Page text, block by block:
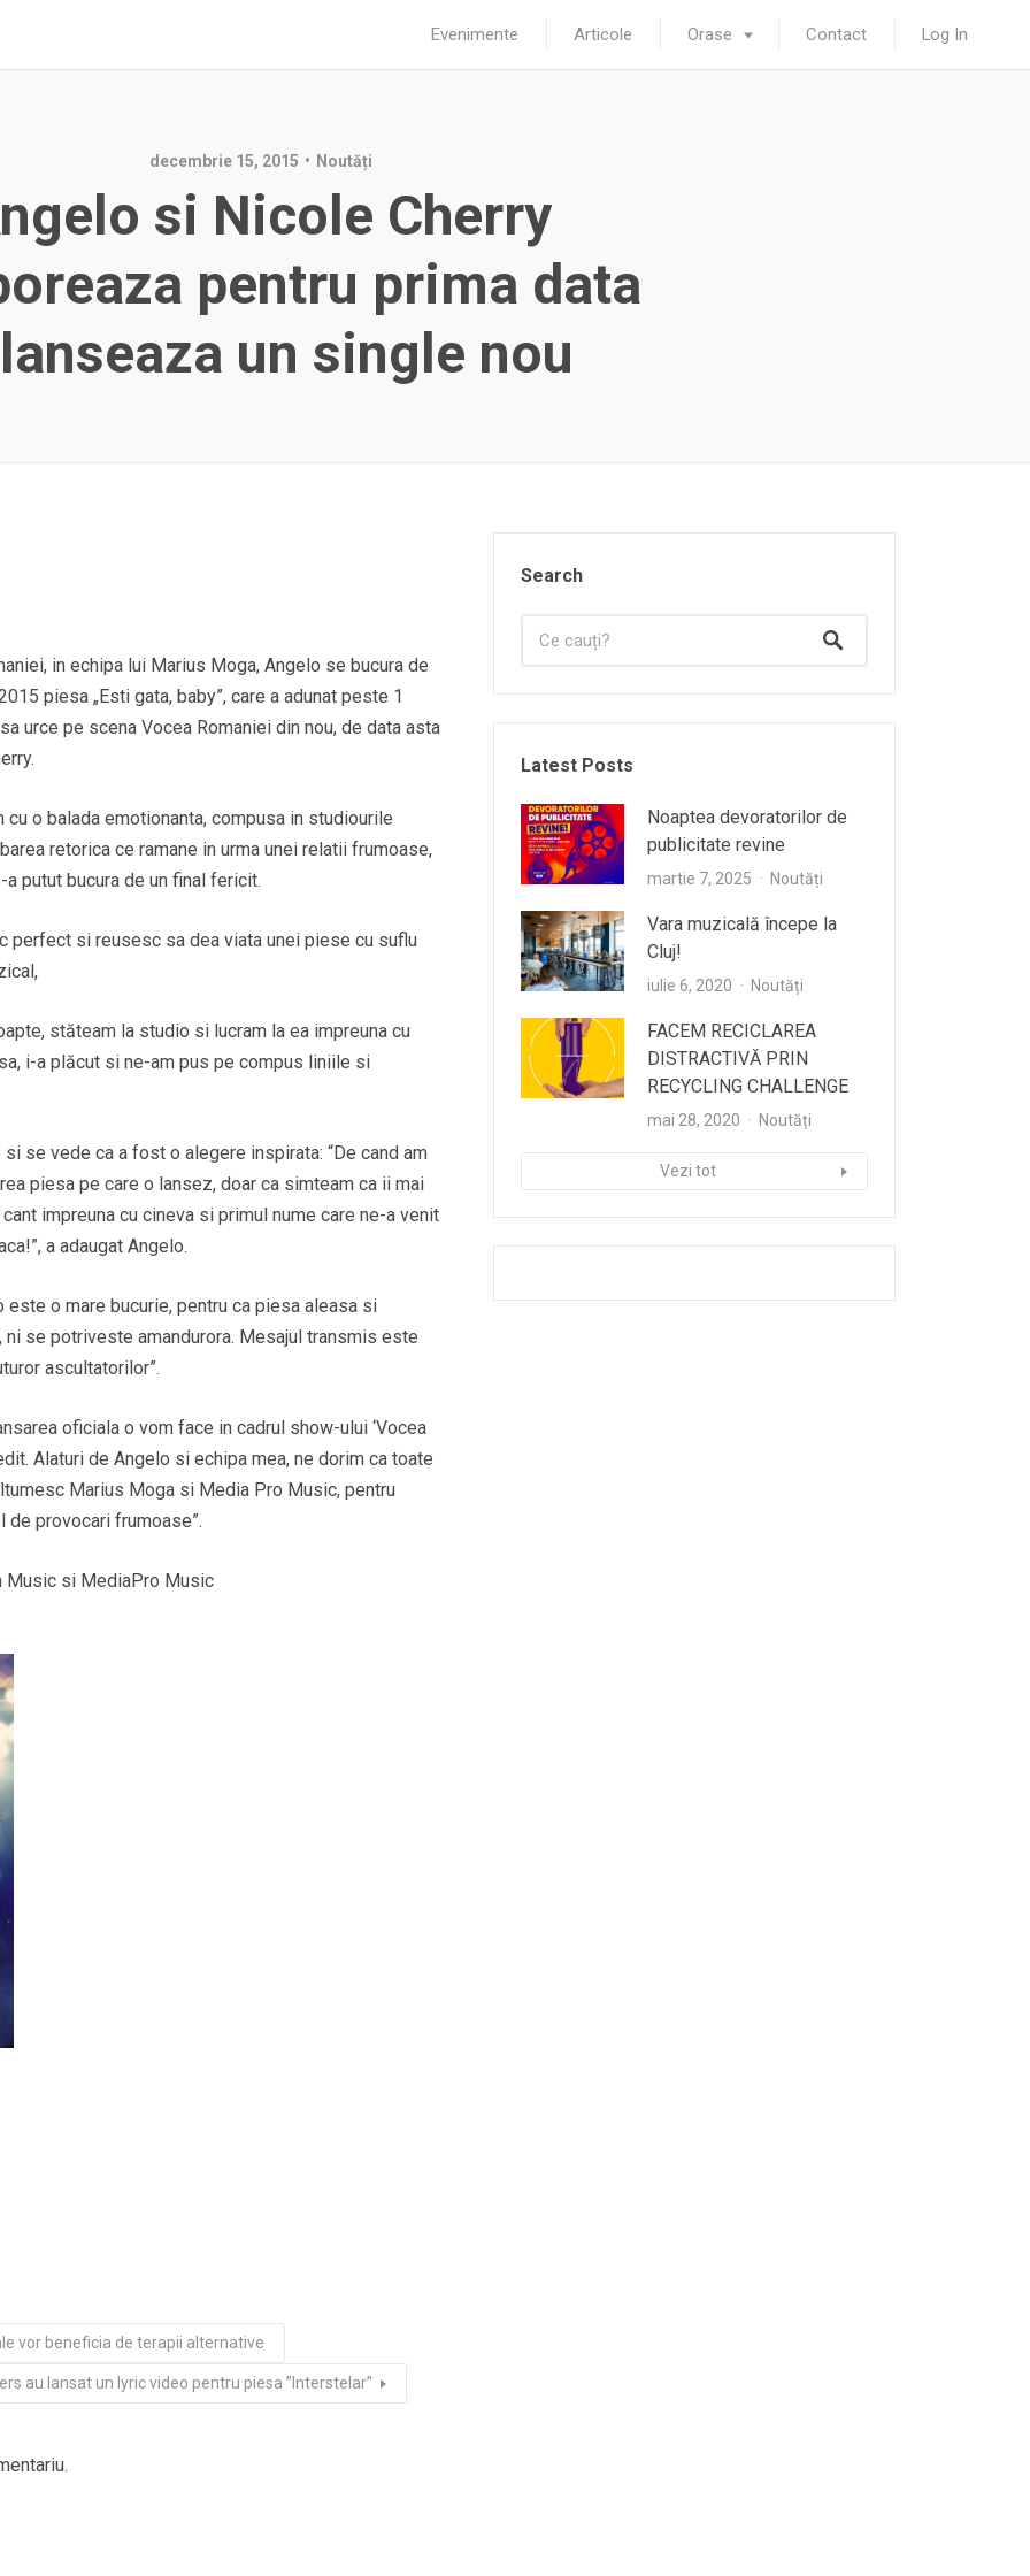
Evenimente Articole Orase Contact Log In
decembrie 15, 2015 Noutăți
si Nicole Cherry
pentru prima data
un single nou
in echipa lui Marius Moga, Angelo se bucura de
piesa „Esti gata, baby”, care a adunat peste 1
urce pe scena Vocea Romaniei din nou, de data asta
o balada emotionanta, compusa in studiourile
retorica ce ramane in urma unei relatii frumoase,
putut bucura de un final fericit.
si reusesc sa dea viata unei piese cu suflu
stăteam la studio si lucram la ea impreuna cu
i-a plăcut si ne-am pus pe compus liniile si
se vede ca a fost o alegere inspirata: “De cand am
piesa pe care o lansez, doar ca simteam ca ii mai
impreuna cu cineva si primul nume care ne-a venit
a adaugat Angelo.
este o mare bucurie, pentru ca piesa aleasa si
ni se potriveste amandurora. Mesajul transmis este
ascultatorilor”.
oficiala o vom face in cadrul show-ului ‘Vocea
Alaturi de Angelo si echipa mea, ne dorim ca toate
Marius Moga si Media Pro Music, pentru
provocari frumoase”.
Music si MediaPro Music
vor beneficia de terapii alternative
au lansat un lyric video pentru piesa ”Interstelar”
Search
Latest Posts
Noaptea devoratorilor de
publicitate revine
martie 7, 2025 Noutăți
Vara muzicală începe la
Cluj!
iulie 6, 2020 Noutăți
FACEM RECICLAREA
DISTRACTIVĂ PRIN
RECYCLING CHALLENGE
mai 28, 2020 Noutăți
Vezi tot